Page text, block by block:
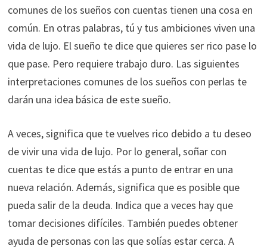
comunes de los sueños con cuentas tienen una cosa en
común. En otras palabras, tú y tus ambiciones viven una
vida de lujo. El sueño te dice que quieres ser rico pase lo
que pase. Pero requiere trabajo duro. Las siguientes
interpretaciones comunes de los sueños con perlas te
darán una idea básica de este sueño.
A veces, significa que te vuelves rico debido a tu deseo
de vivir una vida de lujo. Por lo general, soñar con
cuentas te dice que estás a punto de entrar en una
nueva relación. Además, significa que es posible que
pueda salir de la deuda. Indica que a veces hay que
tomar decisiones difíciles. También puedes obtener
ayuda de personas con las que solías estar cerca. A